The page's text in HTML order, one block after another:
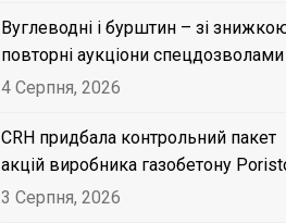
Вуглеводні і бурштин – зі
повторні аукціони спецдозволами
4 Серпня, 2026
CRH придбала контрольний пакет
акцій виробника газобетону
3 Серпня, 2026